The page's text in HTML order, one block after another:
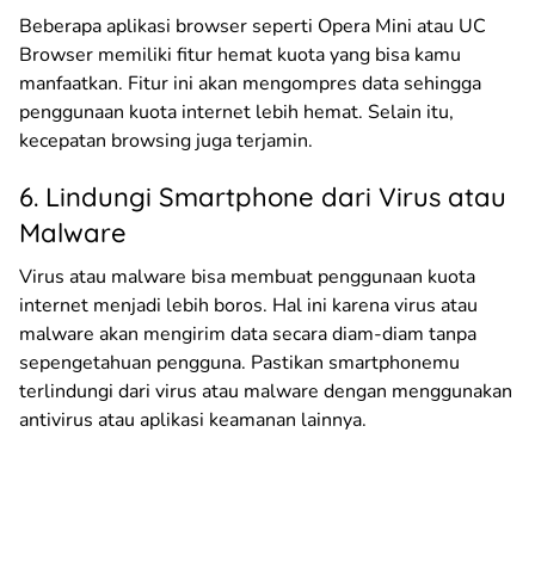
Beberapa aplikasi browser seperti Opera Mini atau UC
Browser memiliki fitur hemat kuota yang bisa kamu
manfaatkan. Fitur ini akan mengompres data sehingga
penggunaan kuota internet lebih hemat. Selain itu,
kecepatan browsing juga terjamin.
6. Lindungi Smartphone dari Virus atau
Malware
Virus atau malware bisa membuat penggunaan kuota
internet menjadi lebih boros. Hal ini karena virus atau
malware akan mengirim data secara diam-diam tanpa
sepengetahuan pengguna. Pastikan smartphonemu
terlindungi dari virus atau malware dengan menggunakan
antivirus atau aplikasi keamanan lainnya.